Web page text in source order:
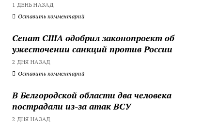
1 ДЕНЬ НАЗАД
Оставить комментарий
Сенат США одобрил законопроект об
ужесточении санкций против России
2 ДНЯ НАЗАД
Оставить комментарий
В Белгородской области два человека
пострадали из-за атак ВСУ
2 ДНЯ НАЗАД